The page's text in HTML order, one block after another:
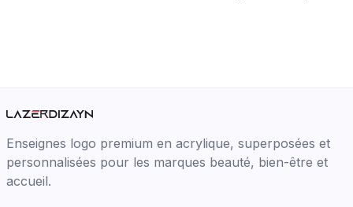
Enseignes logo premium en acrylique, superposées et
personnalisées pour les marques beauté, bien-être et
accueil.